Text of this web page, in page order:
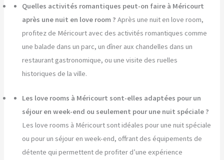
Quelles activités romantiques peut-on faire à Méricourt
après une nuit en love room ? Après une nuit en love room,
profitez de Méricourt avec des activités romantiques comme
une balade dans un parc, un dîner aux chandelles dans un
restaurant gastronomique, ou une visite des ruelles
historiques de la ville.
Les love rooms à Méricourt sont-elles adaptées pour un
séjour en week-end ou seulement pour une nuit spéciale ?
Les love rooms à Méricourt sont idéales pour une nuit spéciale
ou pour un séjour en week-end, offrant des équipements de
détente qui permettent de profiter d’une expérience